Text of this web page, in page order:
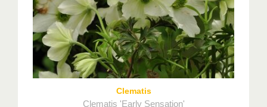
Clematis
Clematis 'Early Sensation'